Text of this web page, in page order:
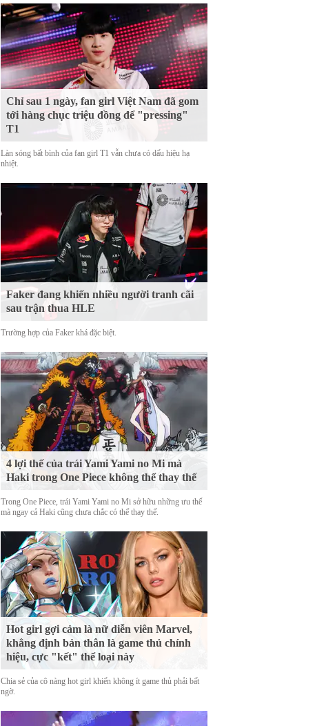
Chỉ sau 1 ngày, fan girl Việt Nam đã gom
tới hàng chục triệu đồng để "pressing"
T1
Làn sóng bất bình của fan girl T1 vẫn chưa có dấu hiệu hạ
nhiệt.
Faker đang khiến nhiều người tranh cãi
sau trận thua HLE
Trường hợp của Faker khá đặc biệt.
4 lợi thế của trái Yami Yami no Mi mà
Haki trong One Piece không thể thay thế
Trong One Piece, trái Yami Yami no Mi sở hữu những ưu thế
mà ngay cả Haki cũng chưa chắc có thể thay thế.
Hot girl gợi cảm là nữ diễn viên Marvel,
khẳng định bản thân là game thủ chính
hiệu, cực "kết" thể loại này
Chia sẻ của cô nàng hot girl khiến không ít game thủ phải bất
ngờ.